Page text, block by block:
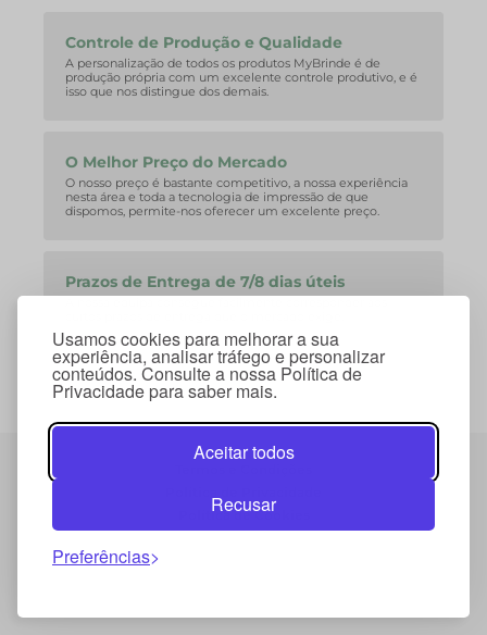
Usamos cookies para melhorar a sua
experiência, analisar tráfego e personalizar
conteúdos. Consulte a nossa Política de
Privacidade para saber mais.
Aceitar todos
Recusar
Preferências
Controle de Produção e Qualidade
A personalização de todos os produtos MyBrinde é de
produção própria com um excelente controle produtivo, e é
isso que nos distingue dos demais.
O Melhor Preço do Mercado
O nosso preço é bastante competitivo, a nossa experiência
nesta área e toda a tecnologia de impressão de que
dispomos, permite-nos oferecer um excelente preço.
Prazos de Entrega de 7/8 dias úteis
© 2026 Copyright Mybrinde . Todos os direitos
Política de Cookies